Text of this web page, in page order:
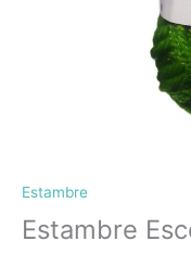
Estambre
Estambre